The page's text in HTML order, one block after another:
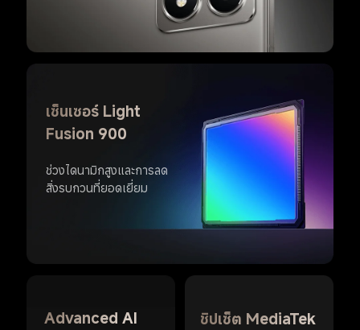
เซ็นเซอร์ Light
Fusion 900
ช่วงไดนามิกสูงและการลด
สิ่งรบกวนที่ยอดเยี่ยม
Advanced AI
ชิปเซ็ต MediaTek